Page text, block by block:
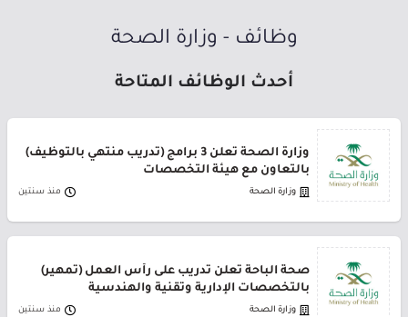
وظائف - وزارة الصحة
أحدث الوظائف المتاحة
وزارة الصحة تعلن 3 برامج (تدريب منتهي بالتوظيف)
بالتعاون مع هيئة التخصصات
وزارة الصحة منذ سنتين
صحة الباحة تعلن تدريب على رأس العمل (تمهير)
بالتخصصات الإدارية وتقنية والهندسية
وزارة الصحة منذ سنتين